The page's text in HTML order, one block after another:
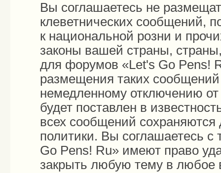
Вы соглашаетесь не
клеветнических сообщений,
к национальной розни и
законы вашей страны, страны,
для форумов «Let's Go Pens!
размещения таких
немедленному отключению
будет поставлен в
всех сообщений
политики. Вы соглашаетесь
Go Pens! Ru» имеют право
закрыть любую тему в любое